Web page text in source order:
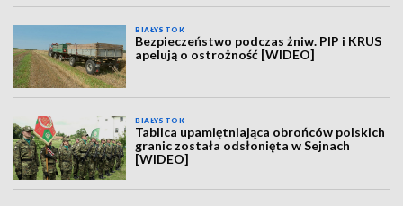
BIAŁYSTOK
Bezpieczeństwo podczas żniw. PIP i KRUS
apelują o ostrożność [WIDEO]
BIAŁYSTOK
Tablica upamiętniająca obrońców polskich
granic została odsłonięta w Sejnach
[WIDEO]